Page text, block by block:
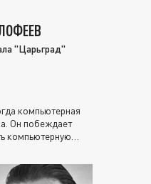
"Царьград"
компьютерная
Он побеждает
компьютерную